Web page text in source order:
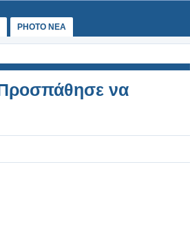
PHOTO NEA
να